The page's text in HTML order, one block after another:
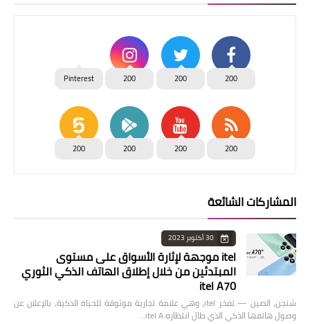
200
200
200
Pinterest
200
200
200
200
المشاركات الشائعة
30 أكتوبر 2023
itel موجهة لإثارة الأسواق على مستوى
المبتدئين من خلال إطلاق الهاتف الذكي الثوري
itel A70
شنجن، الصين — تفخر itel، وهي علامة تجارية موثوقة للحياة الذكية، بالإعلان عن
وصول هاتفها الذكي الذي طال انتظاره itel A…